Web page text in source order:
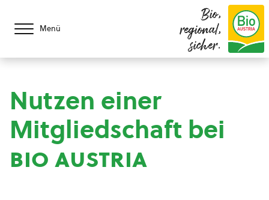
Menü
Bio,
regional,
sicher.
Nutzen einer
Mitgliedschaft bei
bio austria